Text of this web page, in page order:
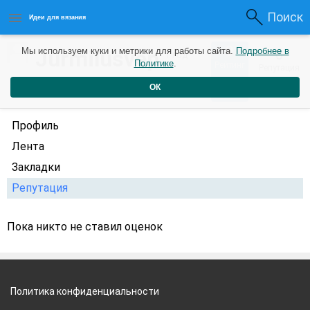
Идеи для вязания Поиск
Jurmilusvep1 год 0 0
Профиль
Лента
Закладки
Репутация
Пока никто не ставил оценок
Мы используем куки и метрики для работы сайта. Подробнее в
Политике.
ОК
Политика конфиденциальности